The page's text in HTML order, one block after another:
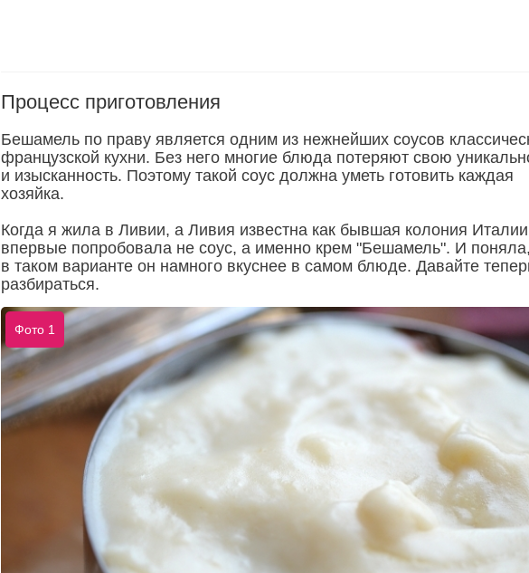
Процесс приготовления
Бешамель по праву является одним из нежнейших соусов
французской кухни. Без него многие блюда потеряют свою
и изысканность. Поэтому такой соус должна уметь готовить каждая
хозяйка.
Когда я жила в Ливии, а Ливия известна как бывшая колония
впервые попробовала не соус, а именно крем "Бешамель". И
в таком варианте он намного вкуснее в самом блюде. Давайте
разбираться.
Фото 1